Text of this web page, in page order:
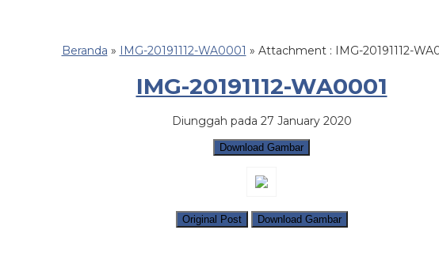
Beranda » IMG-20191112-WA0001 » Attachment : IMG-20191112-
IMG-20191112-WA0001
Diunggah pada 27 January 2020
Download Gambar
Original Post Download Gambar